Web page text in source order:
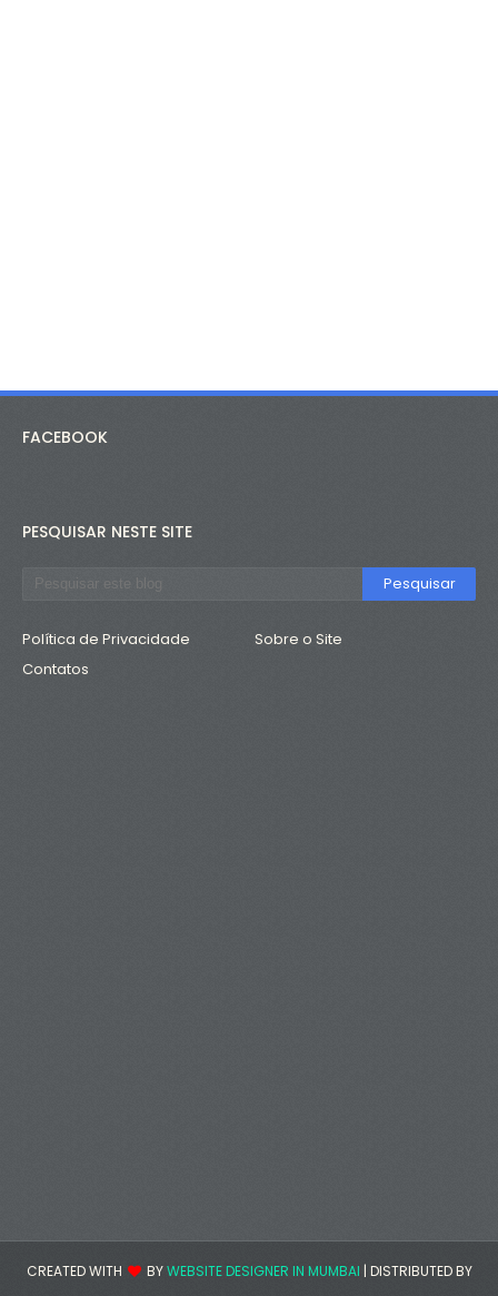
FACEBOOK
PESQUISAR NESTE SITE
Política de Privacidade
Sobre o Site
Contatos
CREATED WITH BYWEBSITE DESIGNER IN MUMBAI | DISTRIBUTED BY